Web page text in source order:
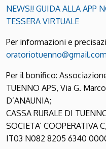
NEWS!! GUIDA ALLA APP
TESSERA VIRTUALE
Per informazioni e
oratoriotuenno@gmail.com
Per il bonifico:
TUENNO APS, Via G.
D’ANAUNIA;
CASSA RURALE DI
SOCIETA’
IT03 N082 8205 6340